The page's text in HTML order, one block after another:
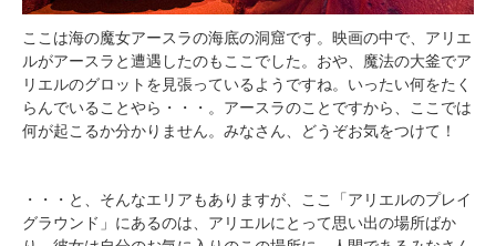
ここは海の魔女アースラの海底の洞窟です。映画の中で、アリエ
ルがアースラと遭遇したのもここでした。おや、魔法の大釜でア
リエルのグロットを見張っているようですね。いったい何をたく
らんでいることやら・・・。アースラのことですから、ここでは
何が起こるか分かりません。みなさん、どうぞお気をつけて！
・・・と、そんなエリアもありますが、ここ「アリエルのプレイ
グラウンド」にあるのは、アリエルにとって思い出の場所ばか